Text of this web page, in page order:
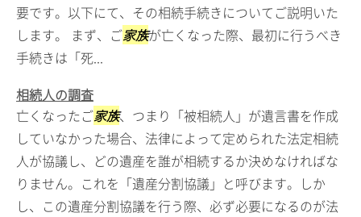
要です。以下にて、その相続手続きについてご説明いた
します。 まず、ご家族が亡くなった際、最初に行うべき
手続きは「死...
相続人の調査
亡くなったご家族、つまり「被相続人」が遺言書を作成
していなかった場合、法律によって定められた法定相続
人が協議し、どの遺産を誰が相続するか決めなければな
りません。これを「遺産分割協議」と呼びます。しか
し、この遺産分割協議を行う際、必ず必要になるのが法